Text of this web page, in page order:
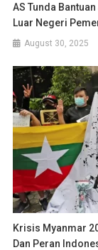
AS Tunda
Luar Negeri
August 30, 2025
Krisis Myanmar
Dan Peran